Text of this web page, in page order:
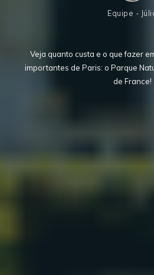
Equipe -
Veja quanto custa e o que fazer
importantes de Paris: o Parque
de France!